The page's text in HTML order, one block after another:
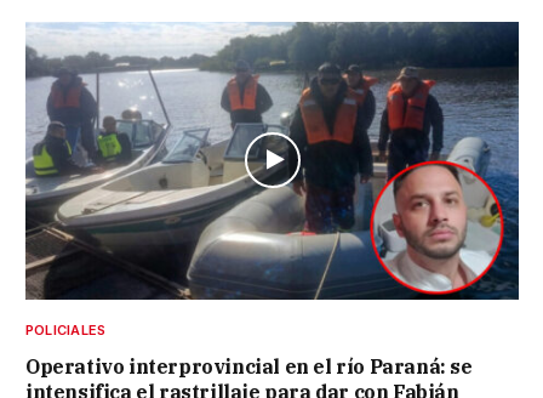
POLICIALES
Operativo interprovincial en el río Paraná: se
intensifica el rastrillaje para dar con Fabián